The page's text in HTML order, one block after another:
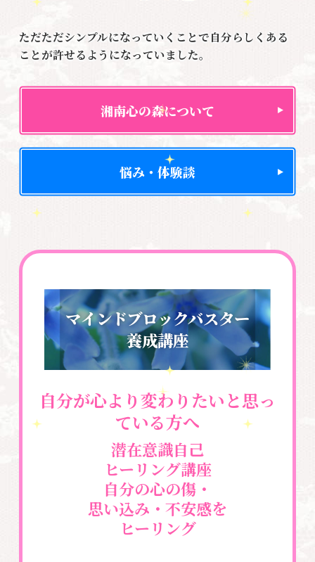
ただただシンプルになっていくことで自分らしくある
ことが許せるようになっていました。
湘南心の森について
悩み・体験談
マインドブロックバスター
養成講座
自分が心より変わりたいと思っ
ている方へ
潜在意識自己
ヒーリング講座
自分の心の傷・
思い込み・不安感を
ヒーリング